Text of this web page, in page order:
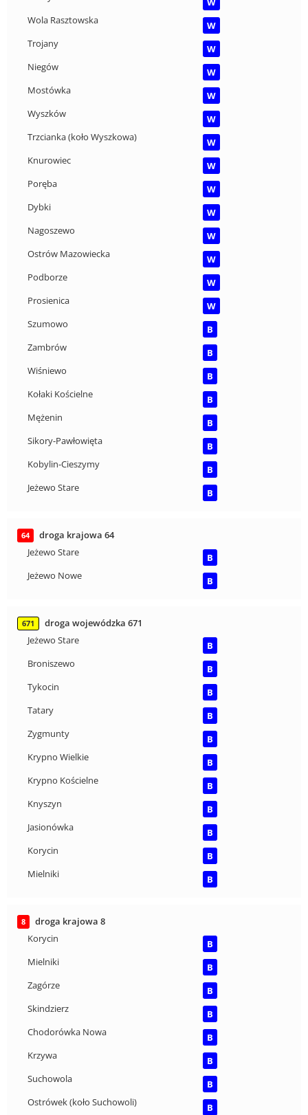
Wola Rasztowska
W
Trojany
W
Niegów
W
Mostówka
W
Wyszków
W
Trzcianka (koło Wyszkowa)
W
Knurowiec
W
Poręba
W
Dybki
W
Nagoszewo
W
Ostrów Mazowiecka
W
Podborze
W
Prosienica
W
Szumowo
B
Zambrów
B
Wiśniewo
B
Kołaki Kościelne
B
Mężenin
B
Sikory-Pawłowięta
B
Kobylin-Cieszymy
B
Jeżewo Stare
B
64
droga krajowa 64
Jeżewo Stare
B
Jeżewo Nowe
B
671
droga wojewódzka 671
Jeżewo Stare
B
Broniszewo
B
Tykocin
B
Tatary
B
Zygmunty
B
Krypno Wielkie
B
Krypno Kościelne
B
Knyszyn
B
Jasionówka
B
Korycin
B
Mielniki
B
8
droga krajowa 8
Korycin
B
Mielniki
B
Zagórze
B
Skindzierz
B
Chodorówka Nowa
B
Krzywa
B
Suchowola
B
Ostrówek (koło Suchowoli)
B